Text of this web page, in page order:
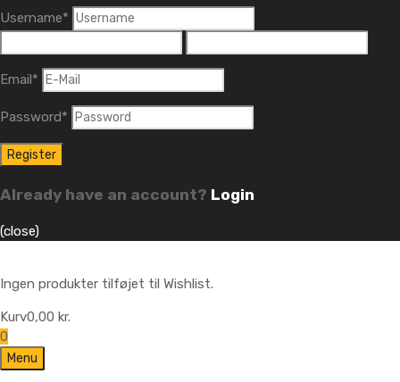
Username*
Email*
Password*
Already have an account? Login
(close)
Ingen produkter tilføjet til Wishlist.
Kurv0,00 kr.
0
Menu
to